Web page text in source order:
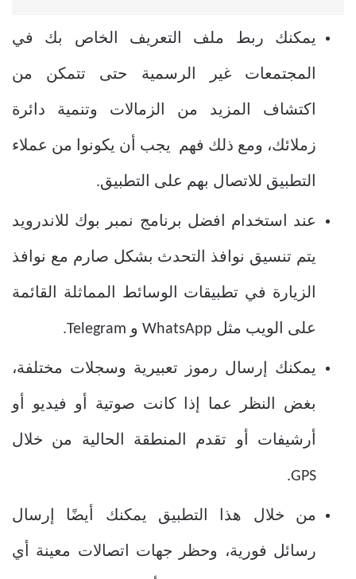
يمكنك ربط ملف التعريف الخاص بك في
المجتمعات غير الرسمية حتى تتمكن من
اكتشاف المزيد من الزمالات وتنمية دائرة
زملائك، ومع ذلك فهم يجب أن يكونوا من عملاء
التطبيق للاتصال بهم على التطبيق.
عند استخدام افضل برنامج نمبر بوك للاندرويد
يتم تنسيق نوافذ التحدث بشكل صارم مع نوافذ
الزيارة في تطبيقات الوسائط المماثلة القائمة
على الويب مثل WhatsApp و Telegram.
يمكنك إرسال رموز تعبيرية وسجلات مختلفة،
بغض النظر عما إذا كانت صوتية أو فيديو أو
أرشيفات أو تقدم المنطقة الحالية من خلال
GPS.
من خلال هذا التطبيق يمكنك أيضًا إرسال
رسائل فورية، وحظر جهات اتصالات معينة أي